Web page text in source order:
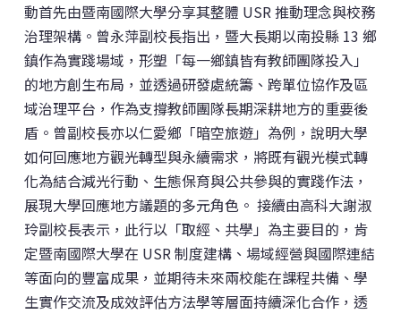
動首先由暨南國際大學分享其整體 USR 推動理念與校務
治理架構。曾永萍副校長指出，暨大長期以南投縣 13 鄉
鎮作為實踐場域，形塑「每一鄉鎮皆有教師團隊投入」
的地方創生布局，並透過研發處統籌、跨單位協作及區
域治理平台，作為支撐教師團隊長期深耕地方的重要後
盾。曾副校長亦以仁愛鄉「暗空旅遊」為例，說明大學
如何回應地方觀光轉型與永續需求，將既有觀光模式轉
化為結合減光行動、生態保育與公共參與的實踐作法，
展現大學回應地方議題的多元角色。 接續由高科大謝淑
玲副校長表示，此行以「取經、共學」為主要目的，肯
定暨南國際大學在 USR 制度建構、場域經營與國際連結
等面向的豐富成果，並期待未來兩校能在課程共備、學
生實作交流及成效評估方法學等層面持續深化合作，透